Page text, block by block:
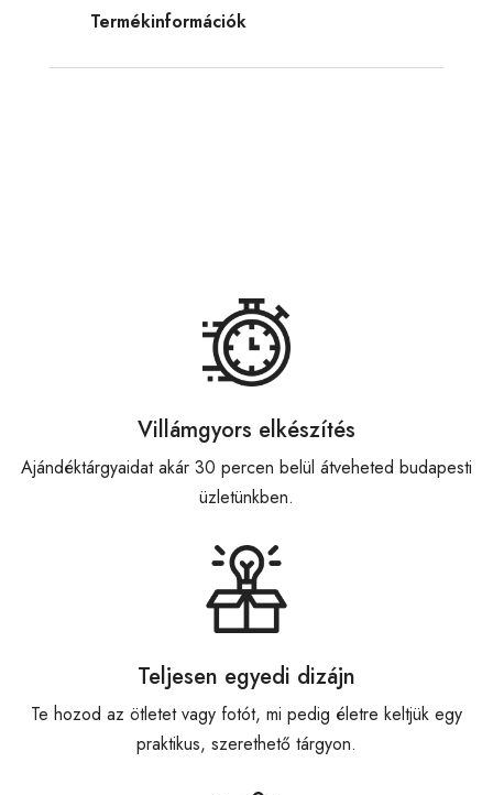
Termékinformációk
Villámgyors elkészítés
Ajándéktárgyaidat akár 30 percen belül átveheted budapesti
üzletünkben.
Teljesen egyedi dizájn
Te hozod az ötletet vagy fotót, mi pedig életre keltjük egy
praktikus, szerethető tárgyon.